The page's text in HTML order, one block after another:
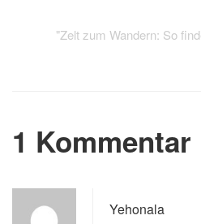
"Zelt zum Wandern: So
1 Kommentar
Yehonala